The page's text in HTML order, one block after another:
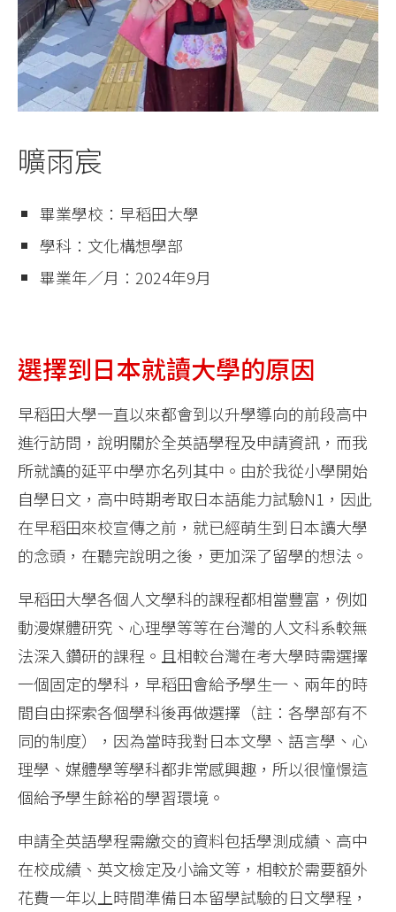
曠雨宸
畢業學校：早稻田大學
學科：文化構想學部
畢業年／月：2024年9月
選擇到日本就讀大學的原因
早稻田大學一直以來都會到以升學導向的前段高中
進行訪問，說明關於全英語學程及申請資訊，而我
所就讀的延平中學亦名列其中。由於我從小學開始
自學日文，高中時期考取日本語能力試驗N1，因此
在早稻田來校宣傳之前，就已經萌生到日本讀大學
的念頭，在聽完說明之後，更加深了留學的想法。
早稻田大學各個人文學科的課程都相當豐富，例如
動漫媒體研究、心理學等等在台灣的人文科系較無
法深入鑽研的課程。且相較台灣在考大學時需選擇
一個固定的學科，早稻田會給予學生一、兩年的時
間自由探索各個學科後再做選擇（註：各學部有不
同的制度），因為當時我對日本文學、語言學、心
理學、媒體學等學科都非常感興趣，所以很憧憬這
個給予學生餘裕的學習環境。
申請全英語學程需繳交的資料包括學測成績、高中
在校成績、英文檢定及小論文等，相較於需要額外
花費一年以上時間準備日本留學試驗的日文學程，